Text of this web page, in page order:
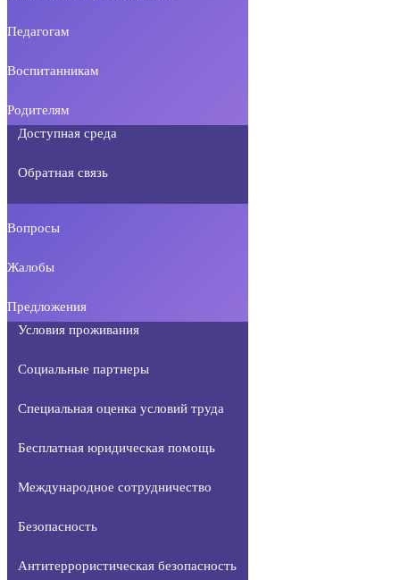
Педагогам
Воспитанникам
Родителям
Доступная среда
Обратная связь
Вопросы
Жалобы
Предложения
Условия проживания
Социальные партнеры
Специальная оценка условий труда
Бесплатная юридическая помощь
Международное сотрудничество
Безопасность
Антитеррористическая безопасность